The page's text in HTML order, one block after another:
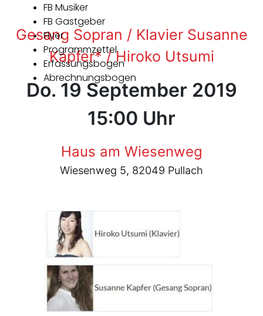
FB Musiker
FB Gastgeber
Flyer
Programmzettel
Erfassungsbogen
Abrechnungsbogen
Gesang Sopran / Klavier Susanne
Kapfer* / Hiroko Utsumi
Do. 19 September 2019
15:00 Uhr
Haus am Wiesenweg
Wiesenweg 5, 82049 Pullach